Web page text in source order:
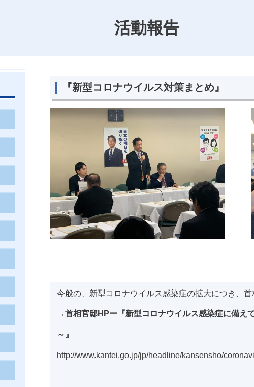
活動報告
『新型コロナウイルス対策まとめ』
今般の、新型コロナウイルス感染症の拡大につき、
→首相官邸HPー『新型コロナウイルス感染症に備え
～』
http://www.kantei.go.jp/jp/headline/kansensho/